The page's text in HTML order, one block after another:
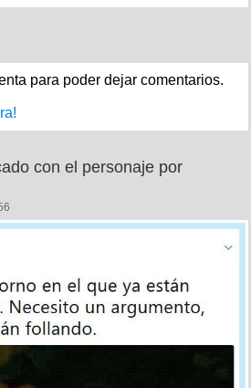
para poder dejar comentarios.
con el personaje por